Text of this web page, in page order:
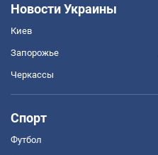
Новости Украины
Киев
Запорожье
Черкассы
Спорт
Футбол